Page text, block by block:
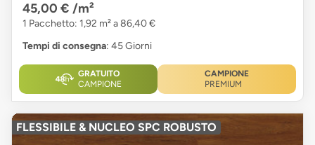
45,00 € /m²
1 Pacchetto: 1,92 m² a 86,40 €
Tempi di consegna: 45 Giorni
GRATUITO
CAMPIONE
CAMPIONE
PREMIUM
FLESSIBILE & NUCLEO SPC ROBUSTO